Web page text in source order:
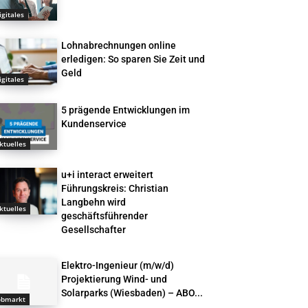
Lohnabrechnungen online
erledigen: So sparen Sie Zeit und
Geld
5 prägende Entwicklungen im
Kundenservice
u+i interact erweitert
Führungskreis: Christian
Langbehn wird
geschäftsführender
Gesellschafter
Elektro-Ingenieur (m/w/d)
Projektierung Wind- und
Solarparks (Wiesbaden) – ABO...